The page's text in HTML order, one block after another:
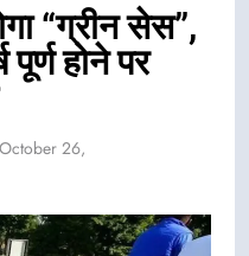
“ग्रीन सेस”,
होने पर
October 26,